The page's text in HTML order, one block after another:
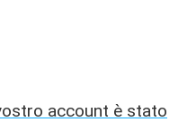
account è stato